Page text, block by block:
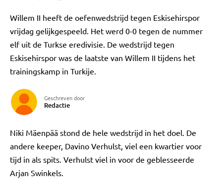
Willem II heeft de oefenwedstrijd tegen Eskisehirspor
vrijdag gelijkgespeeld. Het werd 0-0 tegen de nummer
elf uit de Turkse eredivisie. De wedstrijd tegen
Eskisehirspor was de laatste van Willem II tijdens het
trainingskamp in Turkije.
Geschreven door
Redactie
Niki Mäenpää stond de hele wedstrijd in het doel. De
andere keeper, Davino Verhulst, viel een kwartier voor
tijd in als spits. Verhulst viel in voor de geblesseerde
Arjan Swinkels.